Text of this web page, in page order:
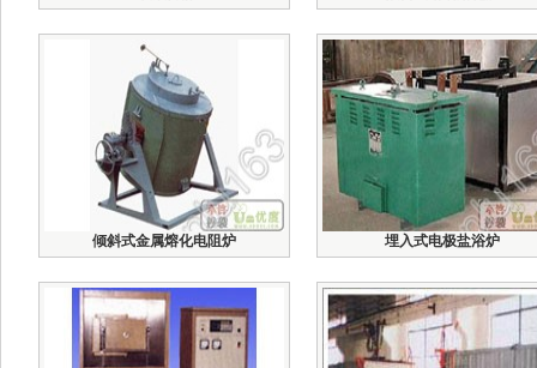
倾斜式金属熔化电阻炉 埋入式电极盐浴炉